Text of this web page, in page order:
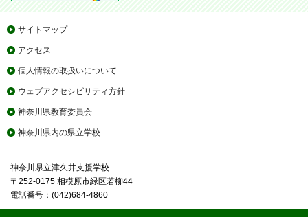
サイトマップ
アクセス
個人情報の取扱いについて
ウェブアクセシビリティ方針
神奈川県教育委員会
神奈川県内の県立学校
神奈川県立津久井支援学校
〒252-0175 相模原市緑区若柳44
電話番号：(042)684-4860